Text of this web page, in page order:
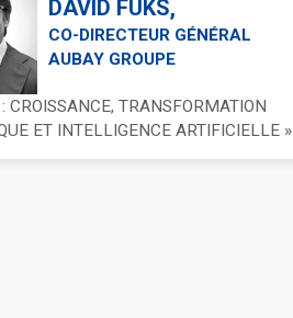
DAVID FUKS,
CO-DIRECTEUR GÉNÉRAL
AUBAY GROUPE
CROISSANCE, TRANSFORMATION
ET INTELLIGENCE ARTIFICIELLE »